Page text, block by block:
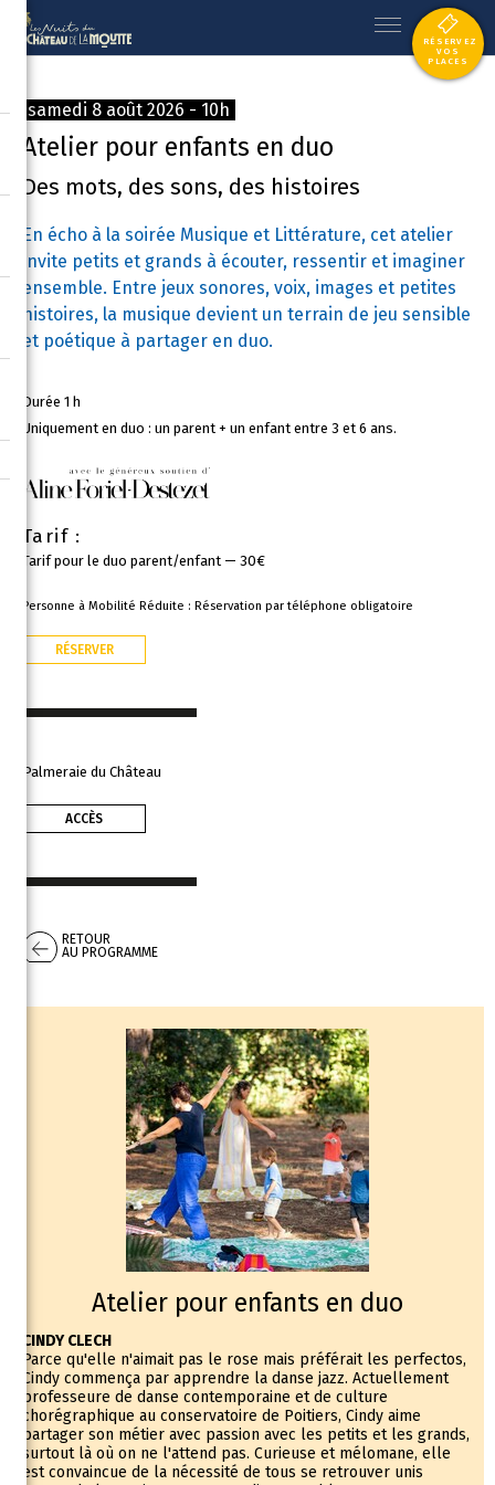
RÉSERVEZ
VOS
PLACES
samedi 8 août 2026 - 10h
Atelier pour enfants en duo
Des mots, des sons, des histoires
En écho à la soirée Musique et Littérature, cet atelier
invite petits et grands à écouter, ressentir et imaginer
ensemble. Entre jeux sonores, voix, images et petites
histoires, la musique devient un terrain de jeu sensible
et poétique à partager en duo.
Durée 1 h
Uniquement en duo : un parent + un enfant entre 3 et 6 ans.
Tarif :
Tarif pour le duo parent/enfant — 30€
Personne à Mobilité Réduite : Réservation par téléphone obligatoire
RÉSERVER
Palmeraie du Château
ACCÈS
RETOUR
AU PROGRAMME
Atelier pour enfants en duo
CINDY CLECH
Parce qu'elle n'aimait pas le rose mais préférait les perfectos,
Cindy commença par apprendre la danse jazz. Actuellement
professeure de danse contemporaine et de culture
chorégraphique au conservatoire de Poitiers, Cindy aime
partager son métier avec passion avec les petits et les grands,
surtout là où on ne l'attend pas. Curieuse et mélomane, elle
est convaincue de la nécessité de tous se retrouver unis